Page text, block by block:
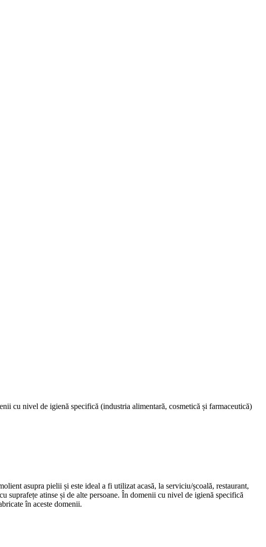
cu nivel de igienă specifică (industria alimentară, cosmetică și farmaceutică)
asupra pielii și este ideal a fi utilizat acasă, la serviciu/școală, restaurant,
suprafețe atinse și de alte persoane. În domenii cu nivel de igienă specifică
în aceste domenii.